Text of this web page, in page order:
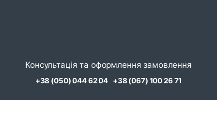
Консультація та оформлення замовлення
+38 (050) 044 62 04 +38 (067) 100 26 71